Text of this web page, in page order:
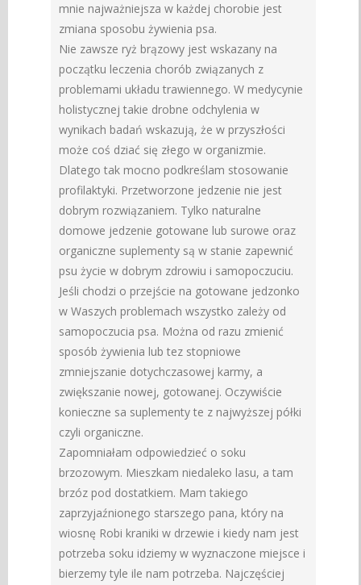
mnie najważniejsza w każdej chorobie jest
zmiana sposobu żywienia psa.
Nie zawsze ryż brązowy jest wskazany na
początku leczenia chorób związanych z
problemami układu trawiennego. W medycynie
holistycznej takie drobne odchylenia w
wynikach badań wskazują, że w przyszłości
może coś dziać się złego w organizmie.
Dlatego tak mocno podkreślam stosowanie
profilaktyki. Przetworzone jedzenie nie jest
dobrym rozwiązaniem. Tylko naturalne
domowe jedzenie gotowane lub surowe oraz
organiczne suplementy są w stanie zapewnić
psu życie w dobrym zdrowiu i samopoczuciu.
Jeśli chodzi o przejście na gotowane jedzonko
w Waszych problemach wszystko zależy od
samopoczucia psa. Można od razu zmienić
sposób żywienia lub tez stopniowe
zmniejszanie dotychczasowej karmy, a
zwiększanie nowej, gotowanej. Oczywiście
konieczne sa suplementy te z najwyższej półki
czyli organiczne.
Zapomniałam odpowiedzieć o soku
brzozowym. Mieszkam niedaleko lasu, a tam
brzóz pod dostatkiem. Mam takiego
zaprzyjaźnionego starszego pana, który na
wiosnę Robi kraniki w drzewie i kiedy nam jest
potrzeba soku idziemy w wyznaczone miejsce i
bierzemy tyle ile nam potrzeba. Najczęściej